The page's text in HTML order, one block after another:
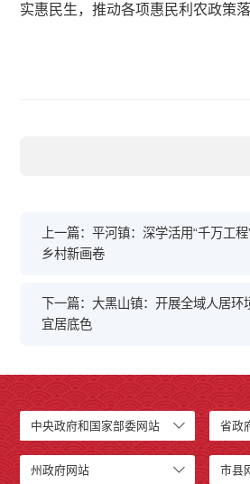
实惠民生，推动各项惠民利农政策落
上一篇：平河镇：深学活用“千万工
乡村新画卷
下一篇：大黑山镇：开展全域人居
宜居底色
中央政府和国家部委网站 省政
州政府网站 市县